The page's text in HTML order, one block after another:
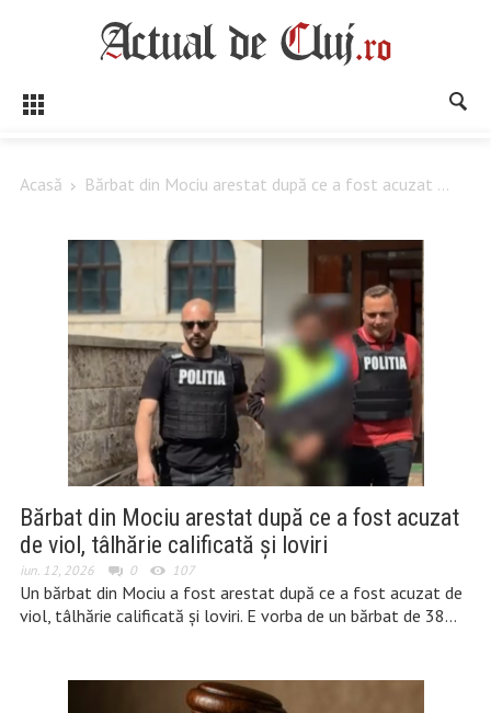
Acasă Bărbat din Mociu arestat după ce a fost acuzat ...
Bărbat din Mociu arestat după ce a fost acuzat
de viol, tâlhărie calificată și loviri
iun. 12, 2026 0 107
Un bărbat din Mociu a fost arestat după ce a fost acuzat de
viol, tâlhărie calificată și loviri. E vorba de un bărbat de 38…